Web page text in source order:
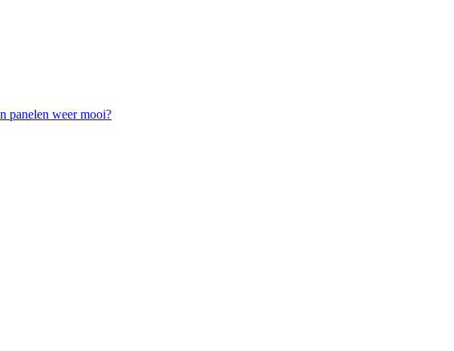
panelen weer mooi?